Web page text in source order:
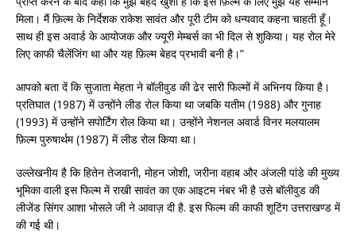
मिला। मैं फ़िल्म के निर्देशक राकेश सावंत और पूरी टीम को धन्यवाद कहना चाहती हूँ।
साथ ही इस अवार्ड के आयोजक और ज्यूरी मेम्बर्स का भी दिल से शुकिया। यह रोल मेरे
लिए काफी चैलेंजिंग था और यह फ़िल्म बेहद प्रभावी बनी है।”
आपको बता दें कि सुजाता मेहता ने बॉलीवुड की ढेर सारी फिल्मों में अभिनय किया है।
प्रतिघात (1987) में उन्होंने लीड रोल किया था जबकि यतीम (1988) और गुनाह
(1993) में उन्होंने सपोर्टिंग रोल किया था। उन्होंने नेशनल अवार्ड विनर मलयालम
फ़िल्म पुरुषार्थम (1987) में लीड रोल किया था।
उल्लेखनीय है कि हितेन तेजवानी, मोहन जोशी, जरीना वहाब और अंजली पांडे की मुख्य
भूमिका वाली इस फिल्म में राखी सावंत का एक आइटम नंबर भी है उसे बॉलीवुड की
लीजेंड सिंगर आशा भोसले जी ने आवाज़ दी है. इस फिल्म की काफी शूटिंग उत्तराखण्ड में
की गई थी।